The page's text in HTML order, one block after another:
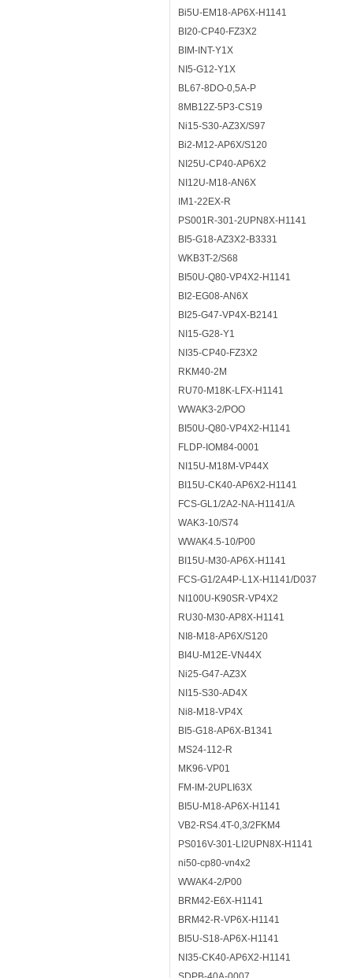
Bi5U-EM18-AP6X-H1141
BI20-CP40-FZ3X2
BIM-INT-Y1X
NI5-G12-Y1X
BL67-8DO-0,5A-P
8MB12Z-5P3-CS19
Ni15-S30-AZ3X/S97
Bi2-M12-AP6X/S120
NI25U-CP40-AP6X2
NI12U-M18-AN6X
IM1-22EX-R
PS001R-301-2UPN8X-H1141
BI5-G18-AZ3X2-B3331
WKB3T-2/S68
BI50U-Q80-VP4X2-H1141
BI2-EG08-AN6X
BI25-G47-VP4X-B2141
NI15-G28-Y1
NI35-CP40-FZ3X2
RKM40-2M
RU70-M18K-LFX-H1141
WWAK3-2/POO
BI50U-Q80-VP4X2-H1141
FLDP-IOM84-0001
NI15U-M18M-VP44X
BI15U-CK40-AP6X2-H1141
FCS-GL1/2A2-NA-H1141/A
WAK3-10/S74
WWAK4.5-10/P00
BI15U-M30-AP6X-H1141
FCS-G1/2A4P-L1X-H1141/D037
NI100U-K90SR-VP4X2
RU30-M30-AP8X-H1141
NI8-M18-AP6X/S120
BI4U-M12E-VN44X
Ni25-G47-AZ3X
NI15-S30-AD4X
Ni8-M18-VP4X
BI5-G18-AP6X-B1341
MS24-112-R
MK96-VP01
FM-IM-2UPLI63X
BI5U-M18-AP6X-H1141
VB2-RS4.4T-0,3/2FKM4
PS016V-301-LI2UPN8X-H1141
ni50-cp80-vn4x2
WWAK4-2/P00
BRM42-E6X-H1141
BRM42-R-VP6X-H1141
BI5U-S18-AP6X-H1141
NI35-CK40-AP6X2-H1141